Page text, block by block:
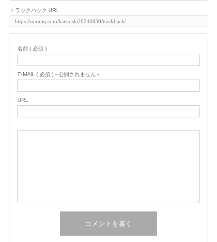
トラックバック URL
名前 ( 必須 )
E-MAIL ( 必須 ) - 公開されません -
URL